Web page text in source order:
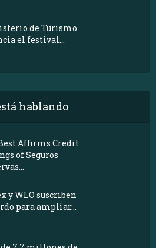
de Turismo
el festival...
hablando
Affirms Credit
of Seguros
y WLO suscriben
para ampliar...